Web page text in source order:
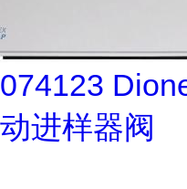
074123
动进样器阀